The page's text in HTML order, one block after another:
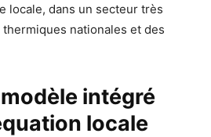
locale, dans un secteur très
nationales et des
intégré
locale